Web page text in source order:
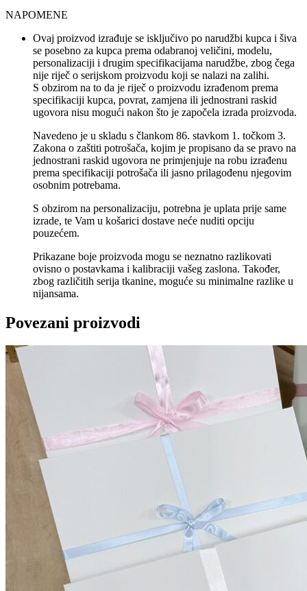
NAPOMENE
Ovaj proizvod izrađuje se isključivo po narudžbi kupca i šiva
se posebno za kupca prema odabranoj veličini, modelu,
personalizaciji i drugim specifikacijama narudžbe, zbog čega
nije riječ o serijskom proizvodu koji se nalazi na zalihi.
S obzirom na to da je riječ o proizvodu izrađenom prema
specifikaciji kupca, povrat, zamjena ili jednostrani raskid
ugovora nisu mogući nakon što je započela izrada proizvoda.
Navedeno je u skladu s člankom 86. stavkom 1. točkom 3.
Zakona o zaštiti potrošača, kojim je propisano da se pravo na
jednostrani raskid ugovora ne primjenjuje na robu izrađenu
prema specifikaciji potrošača ili jasno prilagođenu njegovim
osobnim potrebama.
S obzirom na personalizaciju, potrebna je uplata prije same
izrade, te Vam u košarici dostave neće nuditi opciju
pouzećem.
Prikazane boje proizvoda mogu se neznatno razlikovati
ovisno o postavkama i kalibraciji vašeg zaslona. Također,
zbog različitih serija tkanine, moguće su minimalne razlike u
nijansama.
Povezani proizvodi